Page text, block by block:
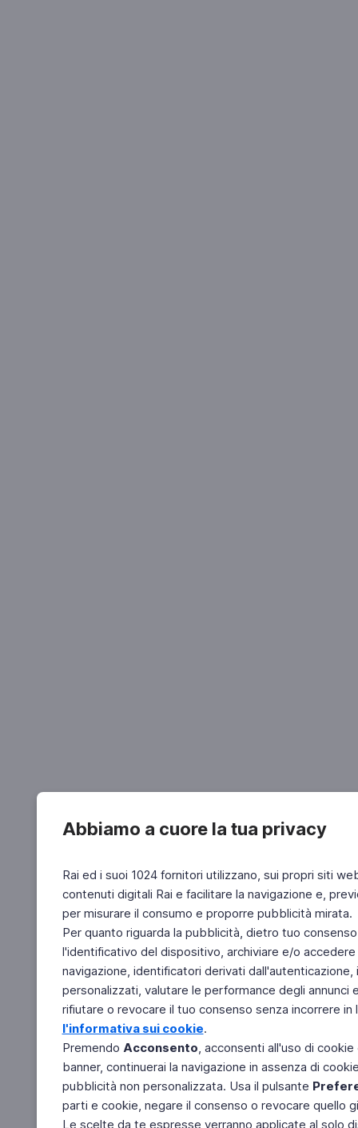
Abbiamo a cuore la tua privacy
Rai ed i suoi 1024 fornitori utilizzano, sui propri siti
contenuti digitali Rai e facilitare la navigazione e,
per misurare il consumo e proporre pubblicità mirata.
Per quanto riguarda la pubblicità, dietro tuo
l'identificativo del dispositivo, archiviare e/o
navigazione, identificatori derivati
personalizzati, valutare le performance degli
rifiutare o revocare il tuo consenso senza incorrere
l'informativa sui cookie.
Premendo Acconsento, acconsenti all'uso di
banner, continuerai la navigazione in assenza di
pubblicità non personalizzata. Usa il pulsante
parti e cookie, negare il consenso o revocare quello
Le scelte da te espresse verranno applicate al solo